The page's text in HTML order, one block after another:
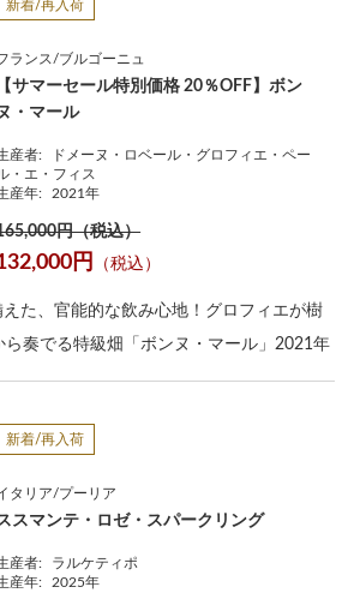
新着/再入荷
ランス/ブルゴーニュ
【サマーセール特別価格 20％OFF】ボン
・マール
産者:
ドメーヌ・ロベール・グロフィエ・ペー
・エ・フィス
産年:
2021年
円（税込）
円 （税込）
た、官能的な飲み心地！グロフィエが樹
奏でる特級畑「ボンヌ・マール」2021年
新着/再入荷
タリア/プーリア
スマンテ・ロゼ・スパークリング
産者:
ラルケティポ
産年:
2025年